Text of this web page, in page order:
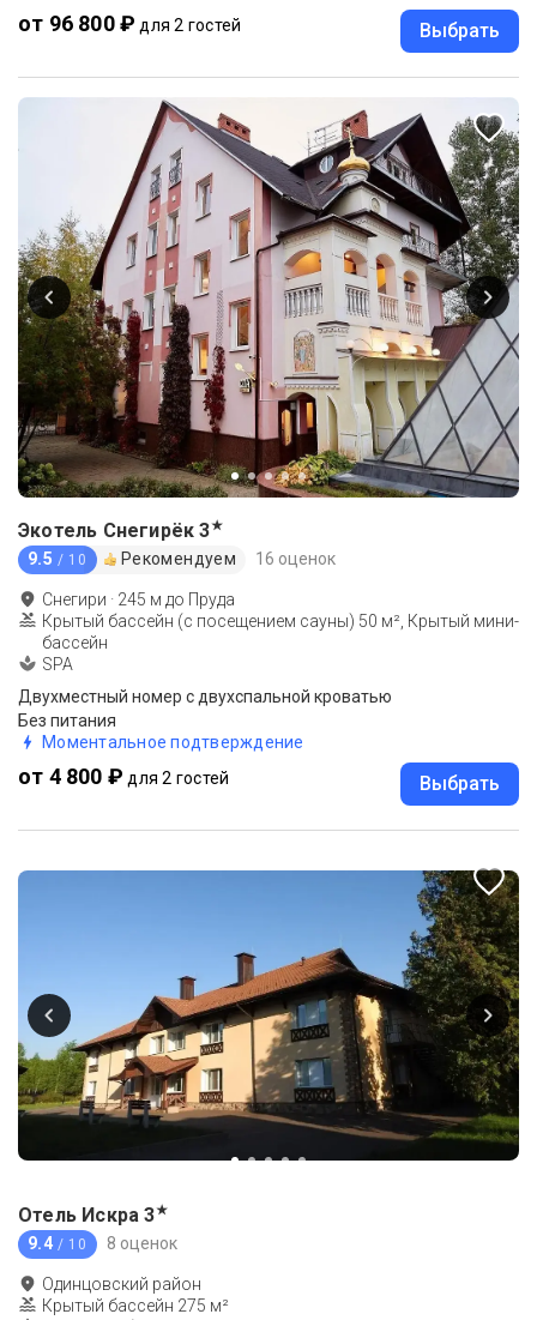
от 96 800 ₽ для 2 гостей Выбрать
Экотель Снегирёк 3★
9.5 / 10 Рекомендуем 16 оценок
Снегири · 245 м до Пруда
Крытый бассейн (с посещением сауны) 50 м², Крытый мини-
бассейн
SPA
Двухместный номер с двухспальной кроватью
Без питания
Моментальное подтверждение
от 4 800 ₽ для 2 гостей Выбрать
Отель Искра 3★
9.4 / 10 8 оценок
Одинцовский район
Крытый бассейн 275 м²